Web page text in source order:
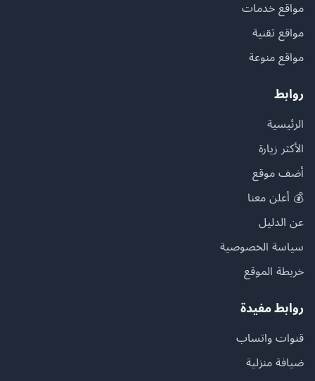
مواقع خدمات
مواقع تقنية
مواقع منوعة
روابط
الرئيسية
الأكثر زيارة
أضف موقع
💰 أعلن معنا
عن الدليل
سياسة الخصوصية
خريطة الموقع
روابط مفيدة
قنوات واتساب
ضيافة منزلية